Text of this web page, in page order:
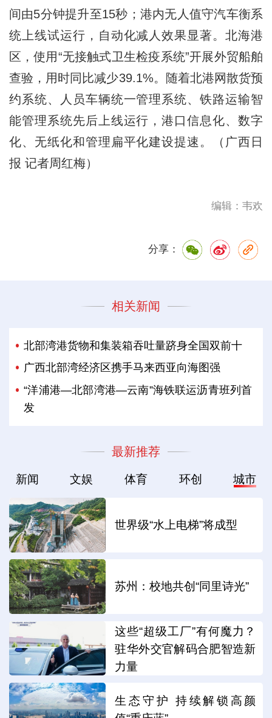
间由5分钟提升至15秒；港内无人值守汽车衡系
统上线试运行，自动化减人效果显著。北海港
区，使用“无接触式卫生检疫系统”开展外贸船舶
查验，用时同比减少39.1%。随着北港网散货预
约系统、人员车辆统一管理系统、铁路运输智
能管理系统先后上线运行，港口信息化、数字
化、无纸化和管理扁平化建设提速。（广西日
报 记者周红梅）
编辑：韦欢
分享：
相关新闻
北部湾港货物和集装箱吞吐量跻身全国双前十
广西北部湾经济区携手马来西亚向海图强
“洋浦港—北部湾港—云南”海铁联运沥青班列首
发
最新推荐
新闻 文娱 体育 环创 城市
世界级“水上电梯”将成型
苏州：校地共创“同里诗光”
这些“超级工厂”有何魔力？
驻华外交官解码合肥智造新
力量
生态守护 持续解锁高颜